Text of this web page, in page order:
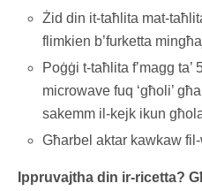
Żid din it-taħlita mat-
flimkien b’furketta
Poġġi t-taħlita f’magg
microwave fuq ‘għoli’
sakemm il-kejk ikun
Għarbel aktar kawkaw
Ippruvajtha din ir-ricetta?